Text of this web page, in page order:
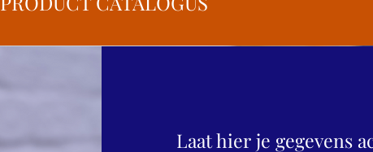
Laat hier je gegevens